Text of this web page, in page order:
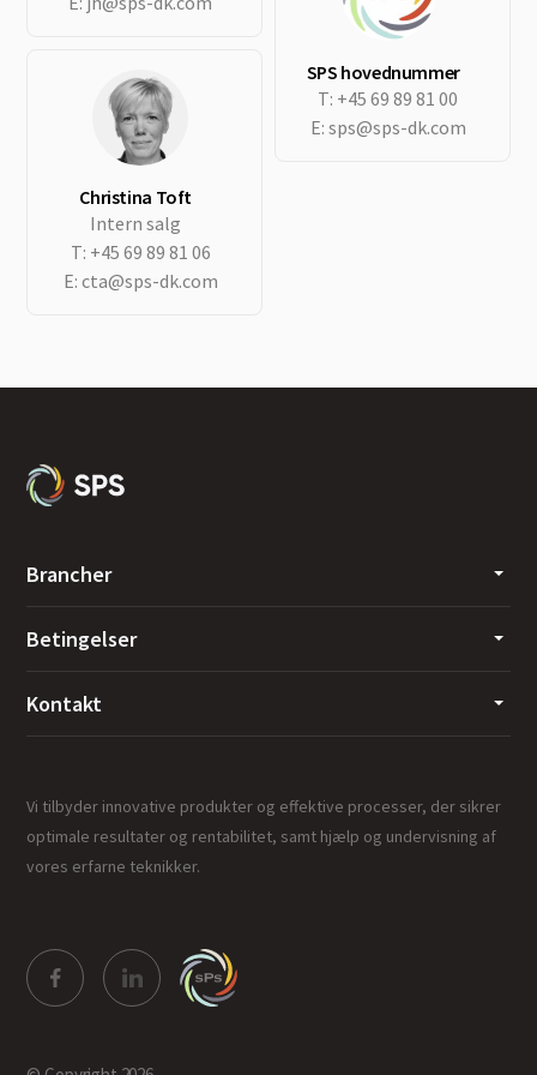
Christina Toft
Intern salg
T: +45 69 89 81 06
E: cta@sps-dk.com
SPS hovednummer
T: +45 69 89 81 00
E: sps@sps-dk.com
Brancher
Betingelser
Kontakt
Vi tilbyder innovative produkter og effektive processer, der sikrer
optimale resultater og rentabilitet, samt hjælp og undervisning af
vores erfarne teknikker.